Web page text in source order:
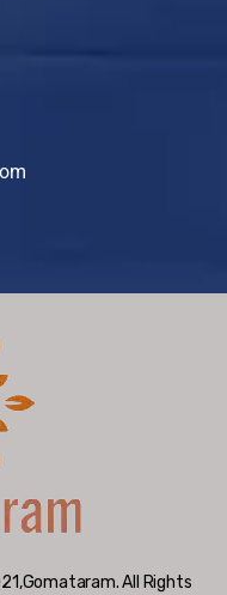
All Rights